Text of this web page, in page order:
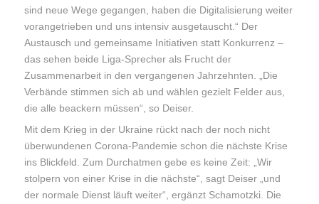
sind neue Wege gegangen, haben die Digitalisierung weiter
vorangetrieben und uns intensiv ausgetauscht.“ Der
Austausch und gemeinsame Initiativen statt Konkurrenz –
das sehen beide Liga-Sprecher als Frucht der
Zusammenarbeit in den vergangenen Jahrzehnten. „Die
Verbände stimmen sich ab und wählen gezielt Felder aus,
die alle beackern müssen“, so Deiser.
Mit dem Krieg in der Ukraine rückt nach der noch nicht
überwundenen Corona-Pandemie schon die nächste Krise
ins Blickfeld. Zum Durchatmen gebe es keine Zeit: „Wir
stolpern von einer Krise in die nächste“, sagt Deiser „und
der normale Dienst läuft weiter“, ergänzt Schamotzki. Die